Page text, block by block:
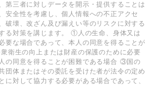
第三者に対しデータを開⽰・提供することは
安全性を考慮し、個⼈情報への不正アクセ
破壊、改ざん及び漏えい等のリスクに対する
る対策を講じます。 ①⼈の⽣命、⾝体⼜は
要な場合であって、本⼈の同意を得ることが
衛⽣の向上または財産の保護のために必要
の同意を得ることが困難である場合 ③国の
団体またはその委託を受けた者が法令の定め
に対して協⼒する必要がある場合であって、